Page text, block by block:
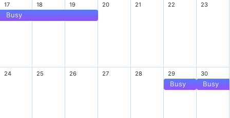
17 18 19 20 21 22 23
24 25 26 27 28 29 30
Busy
Busy Busy